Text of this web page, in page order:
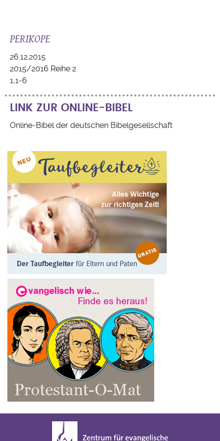
PERIKOPE
26.12.2015
2015/2016 Reihe 2
1,1-6
LINK ZUR ONLINE-BIBEL
Online-Bibel der deutschen Bibelgesellschaft